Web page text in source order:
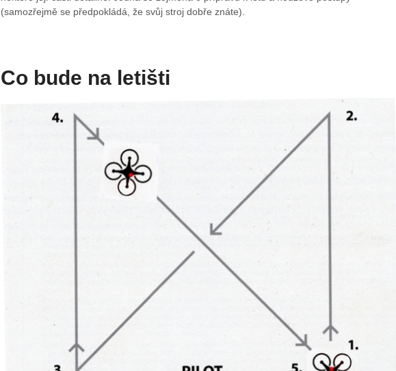
(samozřejmě se předpokládá, že svůj stroj dobře znáte).
Co bude na letišti